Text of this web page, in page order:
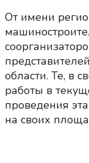
От имени
области. Те, в
работы в
проведения
на своих